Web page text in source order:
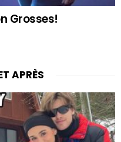
Grosses!
APRÈS